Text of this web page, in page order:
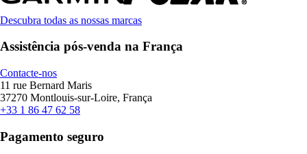
Descubra todas as nossas marcas
Assistência pós-venda na França
Contacte-nos
11 rue Bernard Maris
37270 Montlouis-sur-Loire, França
+33 1 86 47 62 58
Pagamento seguro